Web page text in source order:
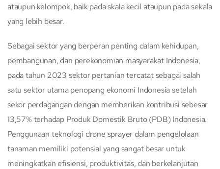
ataupun kelompok, baik pada skala kecil ataupun pada sekala
yang lebih besar.
Sebagai sektor yang berperan penting dalam kehidupan,
pembangunan, dan perekonomian masyarakat Indonesia,
pada tahun 2023 sektor pertanian tercatat sebagai salah
satu sektor utama penopang ekonomi Indonesia setelah
sekor perdagangan dengan memberikan kontribusi sebesar
13,57% terhadap Produk Domestik Bruto (PDB) Indonesia.
Penggunaan teknologi drone sprayer dalam pengelolaan
tanaman memiliki potensial yang sangat besar untuk
meningkatkan efisiensi, produktivitas, dan berkelanjutan